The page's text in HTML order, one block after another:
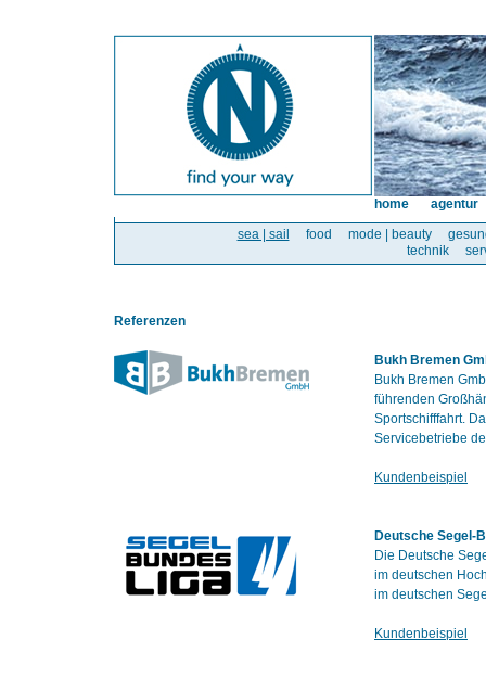
sea | sail food mode | beauty
technik
home agentur
Referenzen
Bukh Bremen
Bukh Bremen
führenden
Sportschifffahrt.
Servicebetriebe
Kundenbeispiel
Deutsche Segel-
Die Deutsche
im deutschen
im deutschen
Kundenbeispiel